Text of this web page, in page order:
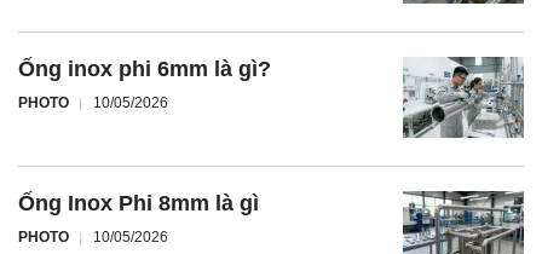
Ống inox phi 6mm là gì?
PHOTO 10/05/2026
Ống Inox Phi 8mm là gì
PHOTO 10/05/2026